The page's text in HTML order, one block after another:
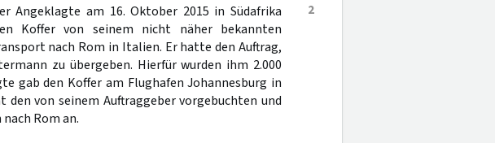
2
Angeklagte am 16. Oktober 2015 in Südafrika
Koffer von seinem nicht näher bekannten
nach Rom in Italien. Er hatte den Auftrag,
zu übergeben. Hierfür wurden ihm 2.000
gab den Koffer am Flughafen Johannesburg in
von seinem Auftraggeber vorgebuchten und
Rom an.